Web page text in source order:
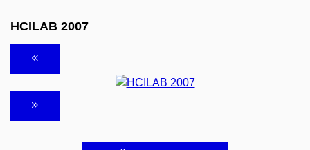
HCILAB 2007